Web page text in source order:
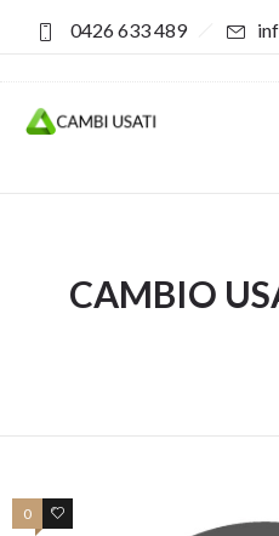
0426 633 489
CAMBIO
0 0